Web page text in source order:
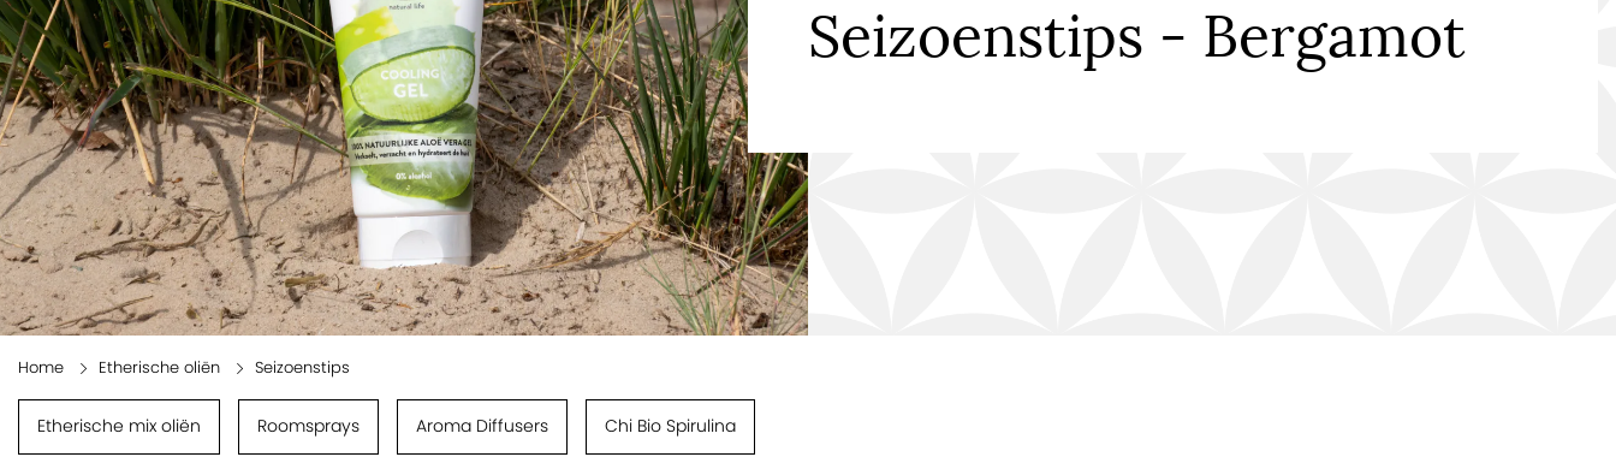
Seizoenstips - Bergamot
Home Etherische oliën Seizoenstips
Etherische mix oliën Roomsprays Aroma Diffusers Chi Bio Spirulina